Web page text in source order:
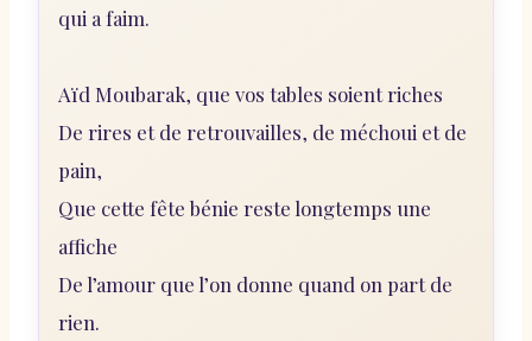
qui a faim.
Aïd Moubarak, que vos tables soient riches
De rires et de retrouvailles, de méchoui et de
pain,
Que cette fête bénie reste longtemps une
affiche
De l’amour que l’on donne quand on part de
rien.